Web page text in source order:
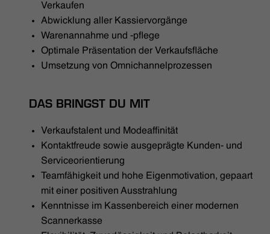
Verkaufen
Abwicklung aller Kassiervorgänge
Warenannahme und -pflege
Optimale Präsentation der Verkaufsfläche
Umsetzung von Omnichannelprozessen
DAS BRINGST DU MIT
Verkaufstalent und Modeaffinität
Kontaktfreude sowie ausgeprägte Kunden- und
Serviceorientierung
Teamfähigkeit und hohe Eigenmotivation, gepaart
mit einer positiven Ausstrahlung
Kenntnisse im Kassenbereich einer modernen
Scannerkasse